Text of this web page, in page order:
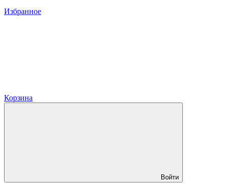
Избранное
Корзина
Войти